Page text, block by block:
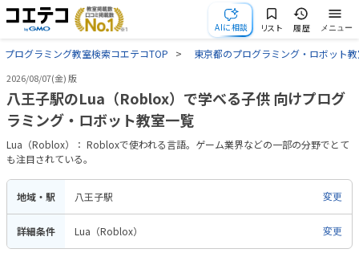
AIに相談 リスト 履歴 メニュー
プログラミング教室検索コエテコTOP 東京都のプログラミング・ロボット
2026/08/07(金) 版
八王子駅のLua（Roblox）で学べる子供 向けプログ
ラミング・ロボット教室一覧
Lua（Roblox）： Robloxで使われる言語。ゲーム業界などの一部の分野でとて
も注目されている。
地域・駅 八王子駅 変更
詳細条件 Lua（Roblox） 変更